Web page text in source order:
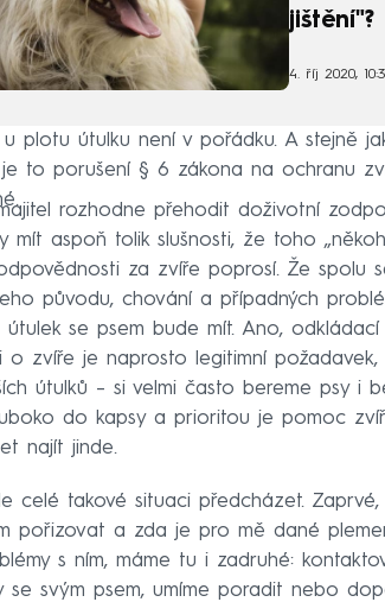
jištění"?
4. říj 2020,
u plotu útulku není v pořádku. A stejně
je to porušení § 6 zákona na ochranu
rozhodne přehodit doživotní
mít aspoň tolik slušnosti, že toho
za zvíře poprosí. Že spolu
původu, chování a případných
útulek se psem bude mít. Ano,
o zvíře je naprosto legitimní
útulků – si velmi často bereme psy i
do kapsy a prioritou je pomoc
najít jinde.
celé takové situaci předcházet.
pořizovat a zda je pro mě dané
s ním, máme tu i zadruhé:
se svým psem, umíme poradit nebo